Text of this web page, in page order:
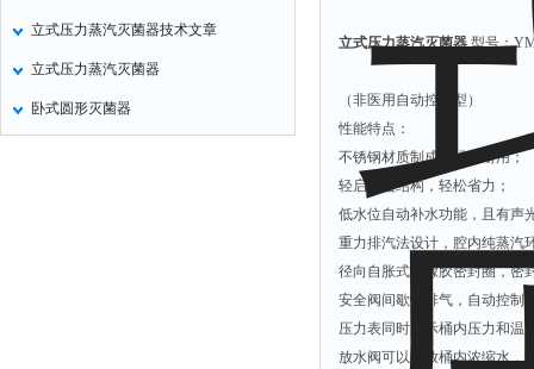
二氧化硅测定仪
立式压力蒸汽灭菌器技术文章
立式压力蒸汽灭菌器
卧式圆形灭菌器
立式压力蒸汽灭菌器型号：
（非医用自动控水型）
性能特点：
不锈钢材质制成，经久耐用；
轻启翻盖结构，轻松省力；
低水位自动补水功能，且有
重力排汽法设计，腔内纯蒸
径向自胀式硅橡胶密封圈，
安全阀间歇性排气，自动控制
压力表同时显示桶内压力和
放水阀可以排放桶内浓缩水，